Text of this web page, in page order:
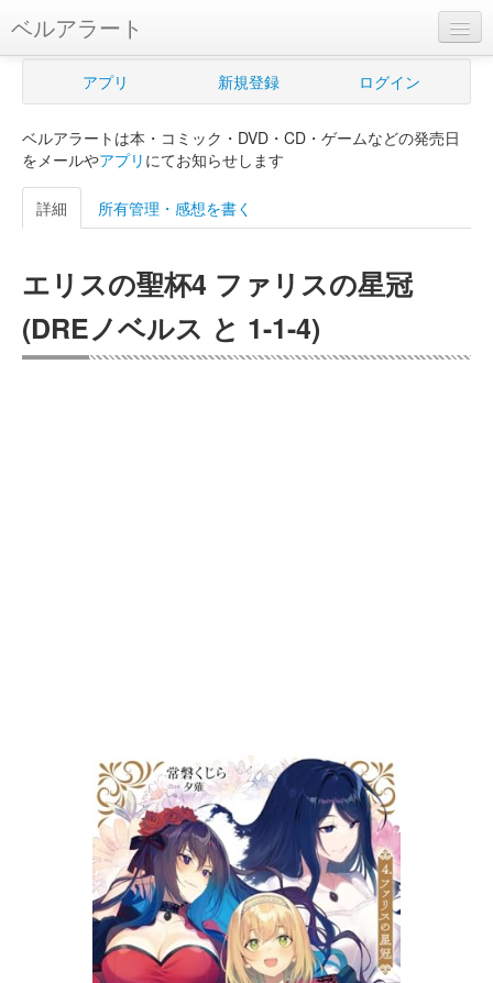
ベルアラート
ベルアラートとは
新規登録
ログイン
購入管理
Myシェルフ
アプリ 新規登録 ログイン
ベルアラートは本・コミック・DVD・CD・ゲームなどの発売日
をメールやアプリ にてお知らせします
詳細 所有管理・感想を書く
エリスの聖杯4 ファリスの星冠
(DREノベルス と 1-1-4)